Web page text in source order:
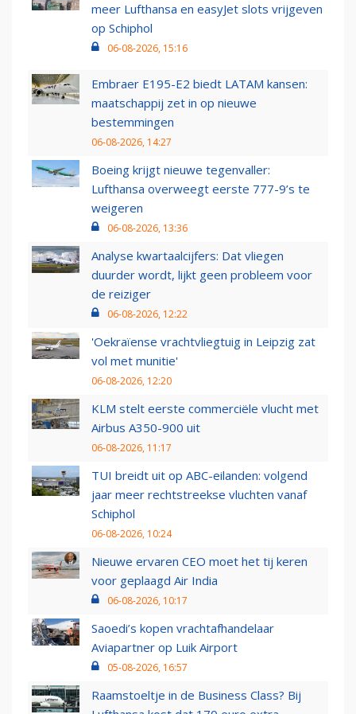
meer Lufthansa en easyJet slots vrijgeven
op Schiphol
06-08-2026, 15:16
Embraer E195-E2 biedt LATAM kansen:
maatschappij zet in op nieuwe
bestemmingen
06-08-2026, 14:27
Boeing krijgt nieuwe tegenvaller:
Lufthansa overweegt eerste 777-9’s te
weigeren
06-08-2026, 13:36
Analyse kwartaalcijfers: Dat vliegen
duurder wordt, lijkt geen probleem voor
de reiziger
06-08-2026, 12:22
'Oekraïense vrachtvliegtuig in Leipzig zat
vol met munitie'
06-08-2026, 12:20
KLM stelt eerste commerciële vlucht met
Airbus A350-900 uit
06-08-2026, 11:17
TUI breidt uit op ABC-eilanden: volgend
jaar meer rechtstreekse vluchten vanaf
Schiphol
06-08-2026, 10:24
Nieuwe ervaren CEO moet het tij keren
voor geplaagd Air India
06-08-2026, 10:17
Saoedi’s kopen vrachtafhandelaar
Aviapartner op Luik Airport
05-08-2026, 16:57
Raamstoeltje in de Business Class? Bij